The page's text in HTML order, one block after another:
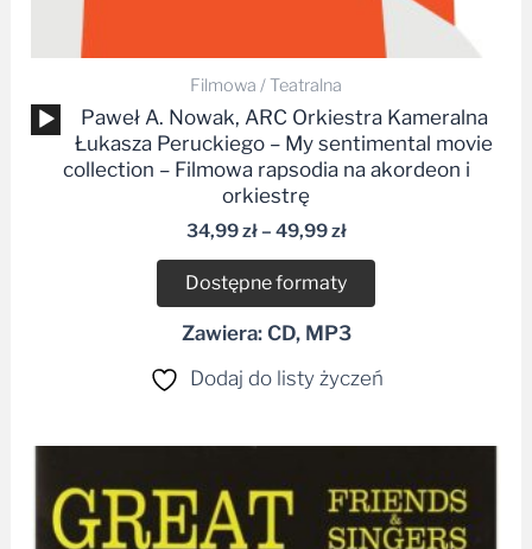
Filmowa / Teatralna
Odtwarzacz
plików
dźwiękowych
Paweł A. Nowak, ARC Orkiestra Kameralna
Łukasza Peruckiego – My sentimental movie
collection – Filmowa rapsodia na akordeon i
orkiestrę
34,99zł– 49,99zł
Dostępne formaty
Zawiera: CD, MP3
Dodaj do listy życzeń